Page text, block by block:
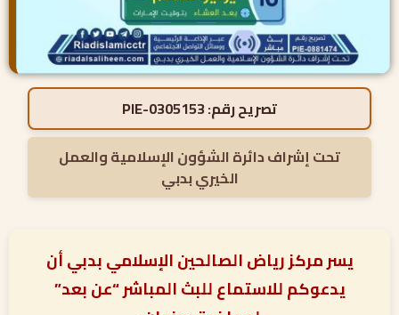
تصريح رقم:PIE-0305153
تحت إشراف دائرة الشؤون الإسلامية والعمل
الخيري بدبي
يسر مركز رياض الصالحين الإسلامي بدبي أن
يدعوكم للاستماع للبث المباشر “عن بعد”